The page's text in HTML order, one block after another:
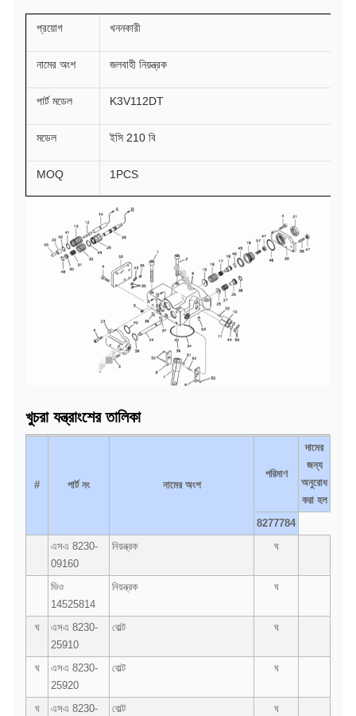
প্রয়োগ খননকারী
নামের অংশ জলবাহী নিয়ন্ত্রক
পার্ট মডেল K3V112DT
মডেল ইসি 210 বি
MOQ 1PCS
টি / টি, পেপাল ইত্যাদি
বিতরণ পেমেন্ট পাওয়ার 1 দিন পরে (যদি স্টক থাকে)
সমুদ্র দিয়ে, বায়ু দ্বারা, এক্সপ্রেস দ্বারা বা প্রয়োজন হিসাবে
খুচরা যন্ত্রাংশের তালিকা
# পার্ট নং নামের অংশ
পরিমাণ
দামের
জন্য
অনুরোধ
করা হল
8277784
এসএ 8230-
09160
নিয়ন্ত্রক ঘ
ভিও
14525814
নিয়ন্ত্রক ঘ
ঘ
এসএ 8230-
25910
বোল্ট ঘ
ঘ
এসএ 8230-
25920
বোল্ট ঘ
ঘ
এসএ 8230-
বোল্ট ঘ